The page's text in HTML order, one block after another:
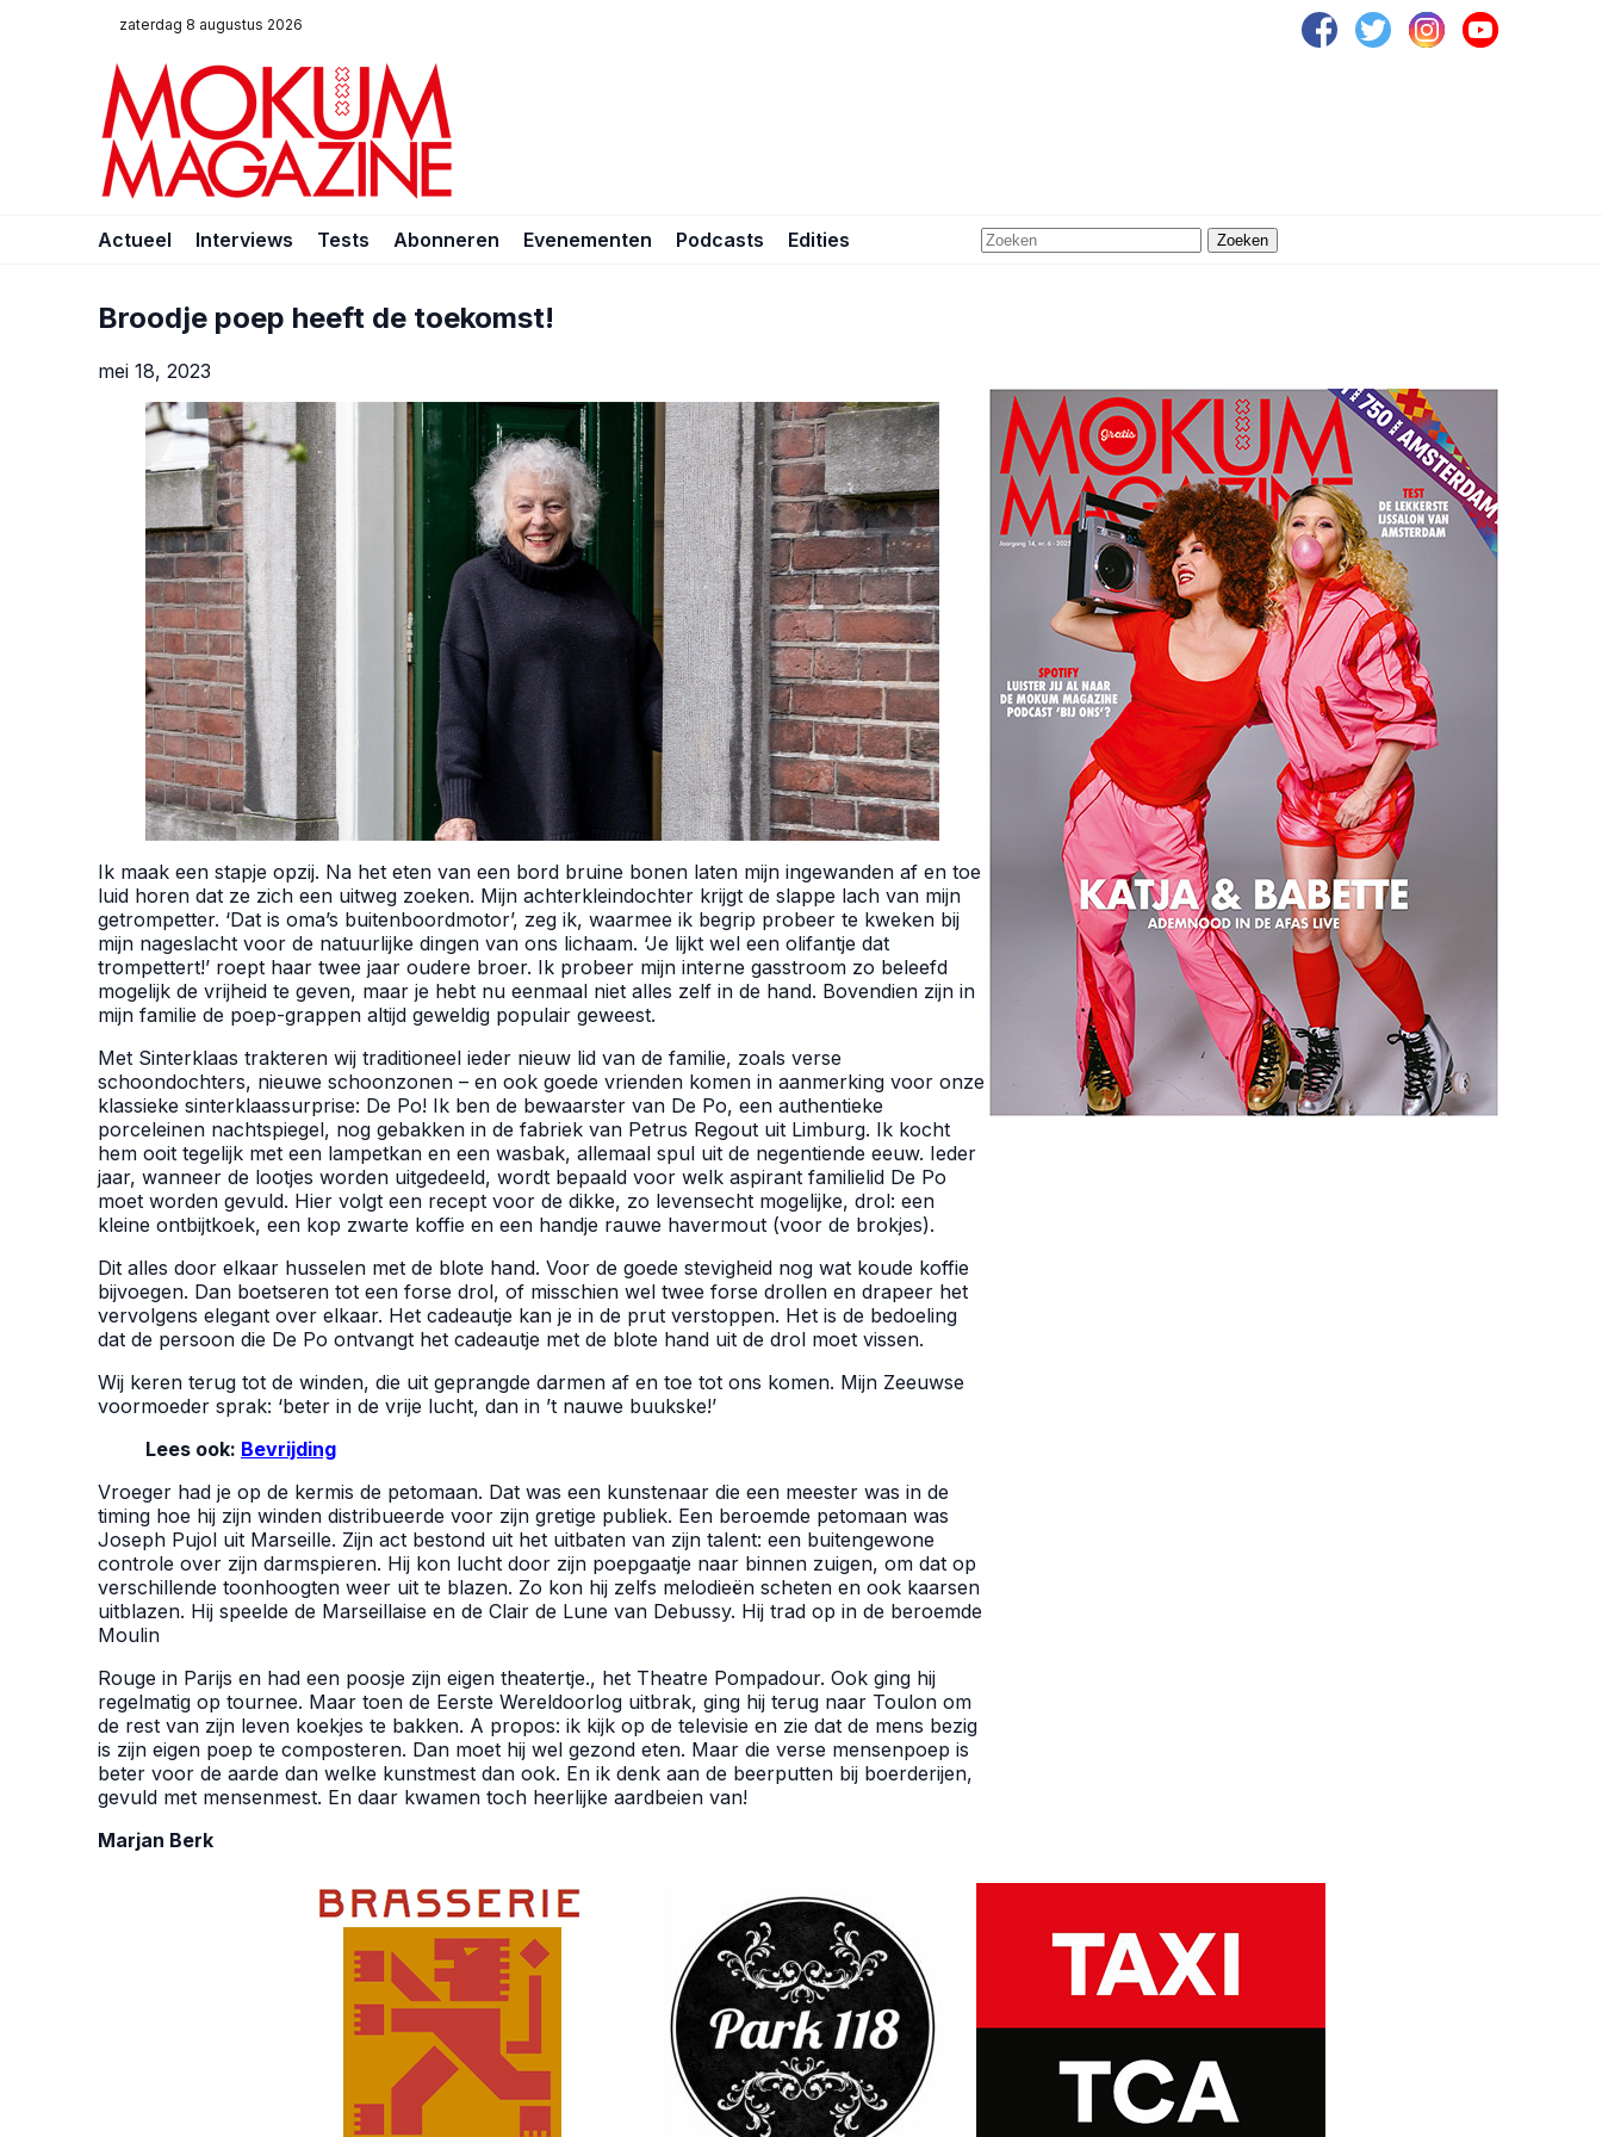
zaterdag 8 augustus 2026
Actueel Interviews Tests Abonneren Evenementen Podcasts Edities Zoeken
Broodje poep heeft de toekomst!
mei 18, 2023
Ik maak een stapje opzij. Na het eten van een bord bruine bonen laten mijn ingewanden af en toe
luid horen dat ze zich een uitweg zoeken. Mijn achterkleindochter krijgt de slappe lach van mijn
getrompetter. ‘Dat is oma’s buitenboordmotor’, zeg ik, waarmee ik begrip probeer te kweken bij
mijn nageslacht voor de natuurlijke dingen van ons lichaam. ‘Je lijkt wel een olifantje dat
trompettert!’ roept haar twee jaar oudere broer. Ik probeer mijn interne gasstroom zo beleefd
mogelijk de vrijheid te geven, maar je hebt nu eenmaal niet alles zelf in de hand. Bovendien zijn in
mijn familie de poep-grappen altijd geweldig populair geweest.
Met Sinterklaas trakteren wij traditioneel ieder nieuw lid van de familie, zoals verse
schoondochters, nieuwe schoonzonen – en ook goede vrienden komen in aanmerking voor onze
klassieke sinterklaassurprise: De Po! Ik ben de bewaarster van De Po, een authentieke
porceleinen nachtspiegel, nog gebakken in de fabriek van Petrus Regout uit Limburg. Ik kocht
hem ooit tegelijk met een lampetkan en een wasbak, allemaal spul uit de negentiende eeuw. Ieder
jaar, wanneer de lootjes worden uitgedeeld, wordt bepaald voor welk aspirant familielid De Po
moet worden gevuld. Hier volgt een recept voor de dikke, zo levensecht mogelijke, drol: een
kleine ontbijtkoek, een kop zwarte koffie en een handje rauwe havermout (voor de brokjes).
Dit alles door elkaar husselen met de blote hand. Voor de goede stevigheid nog wat koude koffie
bijvoegen. Dan boetseren tot een forse drol, of misschien wel twee forse drollen en drapeer het
vervolgens elegant over elkaar. Het cadeautje kan je in de prut verstoppen. Het is de bedoeling
dat de persoon die De Po ontvangt het cadeautje met de blote hand uit de drol moet vissen.
Wij keren terug tot de winden, die uit geprangde darmen af en toe tot ons komen. Mijn Zeeuwse
voormoeder sprak: ‘beter in de vrije lucht, dan in ’t nauwe buukske!’
Lees ook: Bevrijding
Vroeger had je op de kermis de petomaan. Dat was een kunstenaar die een meester was in de
timing hoe hij zijn winden distribueerde voor zijn gretige publiek. Een beroemde petomaan was
Joseph Pujol uit Marseille. Zijn act bestond uit het uitbaten van zijn talent: een buitengewone
controle over zijn darmspieren. Hij kon lucht door zijn poepgaatje naar binnen zuigen, om dat op
verschillende toonhoogten weer uit te blazen. Zo kon hij zelfs melodieën scheten en ook kaarsen
uitblazen. Hij speelde de Marseillaise en de Clair de Lune van Debussy. Hij trad op in de beroemde
Moulin
Rouge in Parijs en had een poosje zijn eigen theatertje., het Theatre Pompadour. Ook ging hij
regelmatig op tournee. Maar toen de Eerste Wereldoorlog uitbrak, ging hij terug naar Toulon om
de rest van zijn leven koekjes te bakken. A propos: ik kijk op de televisie en zie dat de mens bezig
is zijn eigen poep te composteren. Dan moet hij wel gezond eten. Maar die verse mensenpoep is
beter voor de aarde dan welke kunstmest dan ook. En ik denk aan de beerputten bij boerderijen,
gevuld met mensenmest. En daar kwamen toch heerlijke aardbeien van!
Marjan Berk